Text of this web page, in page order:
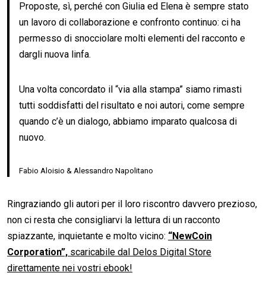
Proposte, sì, perché con Giulia ed Elena è sempre stato
un lavoro di collaborazione e confronto continuo: ci ha
permesso di snocciolare molti elementi del racconto e
dargli nuova linfa.
Una volta concordato il “via alla stampa” siamo rimasti
tutti soddisfatti del risultato e noi autori, come sempre
quando c’è un dialogo, abbiamo imparato qualcosa di
nuovo.
Fabio Aloisio & Alessandro Napolitano
Ringraziando gli autori per il loro riscontro davvero prezioso,
non ci resta che consigliarvi la lettura di un racconto
spiazzante, inquietante e molto vicino: “NewCoin
Corporation”, scaricabile dal Delos Digital Store
direttamente nei vostri ebook!